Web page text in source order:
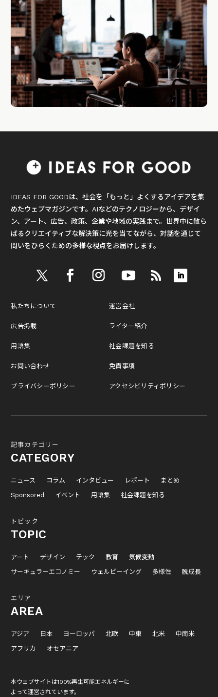
IDEAS FOR GOODは、社会を「もっと」よくするアイデアを集
めたウェブマガジンです。AIなどのテクノロジーから、デザイ
ン、アート、広告、政策、企業や地域の実践まで。世界中に散ら
ばるクリエイティブな解決策に光を当てながら、対話を通じて
問いをひらくための多様な視点をお届けします。
私たちについて
広告掲載
用語集
お問い合わせ
プライバシーポリシー
運営会社
ライター紹介
社会課題を知る
免責事項
アクセシビリティポリシー
記事カテゴリー
CATEGORY
ニュース コラム インタビュー レポート
まとめ
Sponsored
イベント 用語集 社会課題を知る
トピック
TOPIC
アート デザイン テック 教育
気候変動
サーキュラーエコノミー
ウェルビーイング 多様性 脱成長
エリア
AREA
アジア 日本 ヨーロッパ 北欧 中東 北米
中南米
アフリカ
オセアニア
本ウェブサイトは100%再生可能エネルギーに
よって運営されています。